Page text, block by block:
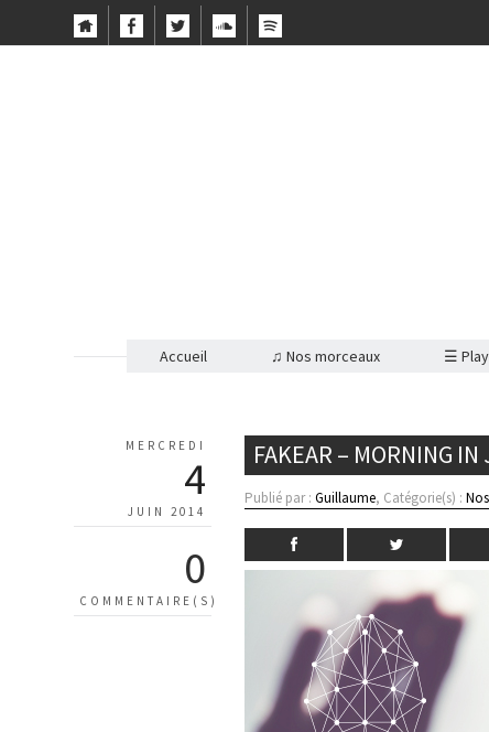
Accueil ♫ Nos morceaux ☰
MERCREDI
4
JUIN 2014
0
COMMENTAIRE(S)
FAKEAR – MORNING IN
Publié par :Guillaume, Catégorie(s) :